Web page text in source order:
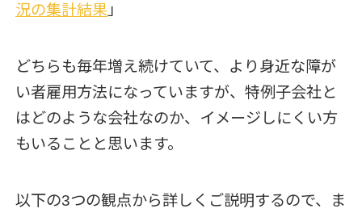
況の集計結果 」
どちらも毎年増え続けていて、より身近な障が
い者雇用方法になっていますが、特例子会社と
はどのような会社なのか、イメージしにくい方
もいることと思います。
以下の3つの観点から詳しくご説明するので、ま